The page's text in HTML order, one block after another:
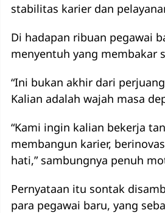
stabilitas karier dan
Di hadapan ribuan pegawai
menyentuh yang membakar
“Ini bukan akhir dari
Kalian adalah wajah masa
“Kami ingin kalian bekerja
membangun karier,
hati,” sambungnya penuh
Pernyataan itu sontak
para pegawai baru, yang